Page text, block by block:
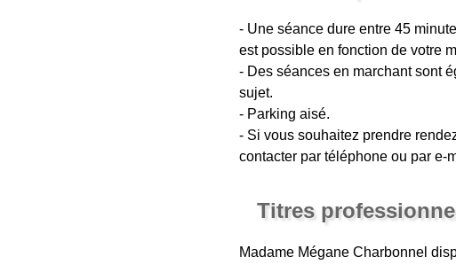
- Une séance dure entre 45
est possible en fonction de votre
- Des séances en marchant sont
sujet.
- Parking aisé.
- Si vous souhaitez prendre
contacter par téléphone ou par e-
Titres
Madame Mégane Charbonnel